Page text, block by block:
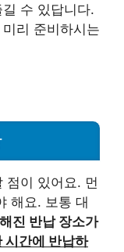
수 있답니다.
리 준비하시는
점이 있어요. 먼
해요. 보통 대
진 반납 장소가
시간에 반납하